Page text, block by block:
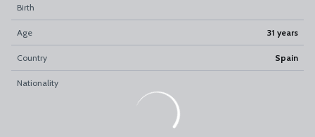
Birth
Age 31 years
Country Spain
Nationality